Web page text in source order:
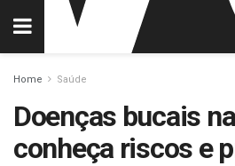
Home Saúde
Doenças bucais
conheça riscos e